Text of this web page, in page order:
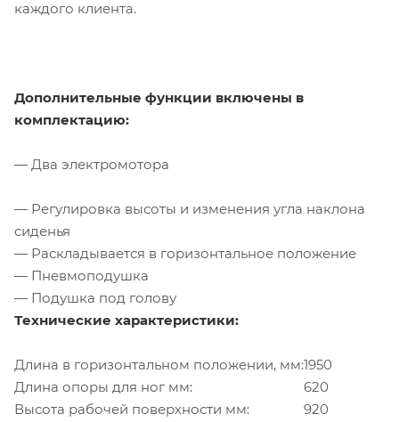
каждого клиента.
Дополнительные функции включены в
комплектацию:
— Два электромотора
— Регулировка высоты и изменения угла наклона
сиденья
— Раскладывается в горизонтальное положение
— Пневмоподушка
— Подушка под голову
Технические характеристики:
Длина в горизонтальном положении, мм:1950
Длина опоры для ног мм:
620
Высота рабочей поверхности мм:
920